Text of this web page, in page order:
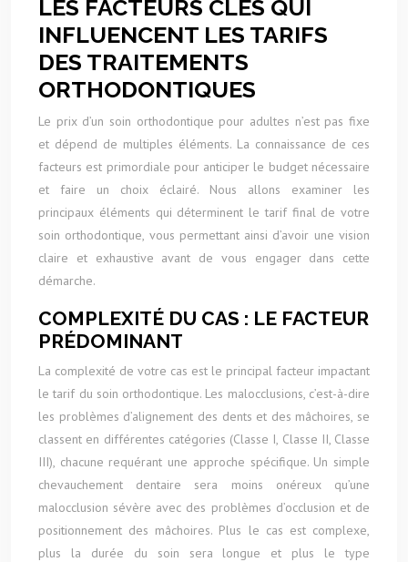
LES FACTEURS CLÉS QUI
INFLUENCENT LES TARIFS
DES TRAITEMENTS
ORTHODONTIQUES
Le prix d’un soin orthodontique pour adultes n’est pas fixe
et dépend de multiples éléments. La connaissance de ces
facteurs est primordiale pour anticiper le budget nécessaire
et faire un choix éclairé. Nous allons examiner les
principaux éléments qui déterminent le tarif final de votre
soin orthodontique, vous permettant ainsi d’avoir une vision
claire et exhaustive avant de vous engager dans cette
démarche.
COMPLEXITÉ DU CAS : LE FACTEUR
PRÉDOMINANT
La complexité de votre cas est le principal facteur impactant
le tarif du soin orthodontique. Les malocclusions, c’est-à-dire
les problèmes d’alignement des dents et des mâchoires, se
classent en différentes catégories (Classe I, Classe II, Classe
III), chacune requérant une approche spécifique. Un simple
chevauchement dentaire sera moins onéreux qu’une
malocclusion sévère avec des problèmes d’occlusion et de
positionnement des mâchoires. Plus le cas est complexe,
plus la durée du soin sera longue et plus le type